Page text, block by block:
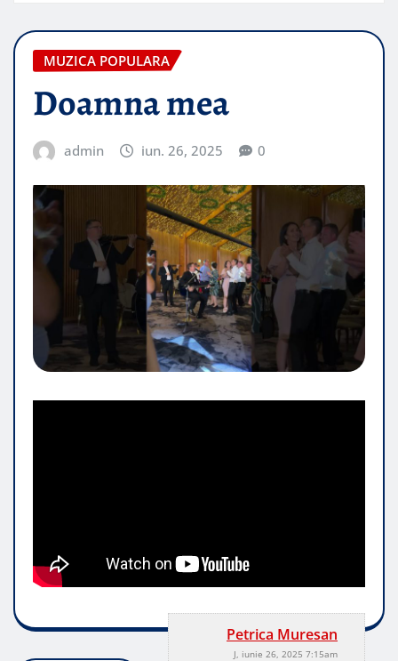
MUZICA POPULARA
Doamna mea
admin iun. 26, 2025 0
Petrica Muresan
J, iunie 26, 2025 7:15am